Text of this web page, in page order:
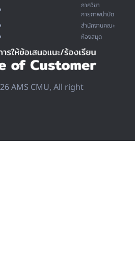
ภาควิชา
กายภาพบำบัด
สำนักงานคณะ
ห้องสมุด
AMS CMU, All right